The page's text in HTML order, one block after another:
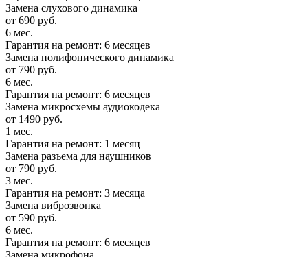
Замена слухового динамика
от 690 руб.
6 мес.
Гарантия на ремонт: 6 месяцев
Замена полифонического динамика
от 790 руб.
6 мес.
Гарантия на ремонт: 6 месяцев
Замена микросхемы аудиокодека
от 1490 руб.
1 мес.
Гарантия на ремонт: 1 месяц
Замена разъема для наушников
от 790 руб.
3 мес.
Гарантия на ремонт: 3 месяца
Замена виброзвонка
от 590 руб.
6 мес.
Гарантия на ремонт: 6 месяцев